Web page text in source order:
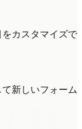
カスタマイズで
新しいフォーム